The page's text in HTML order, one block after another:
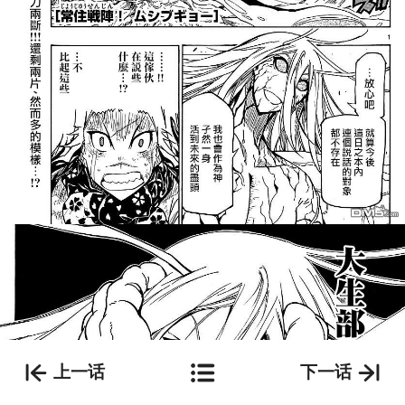
上一话 下一话